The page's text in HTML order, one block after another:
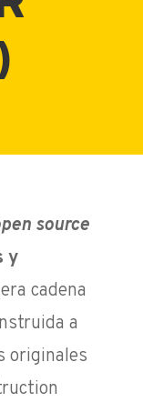
source
y
cadena
a
originales